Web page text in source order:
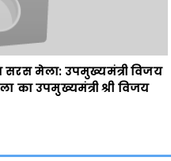
सरस मेला: उपमुख्यमंत्री विजय
का उपमुख्यमंत्री श्री विजय